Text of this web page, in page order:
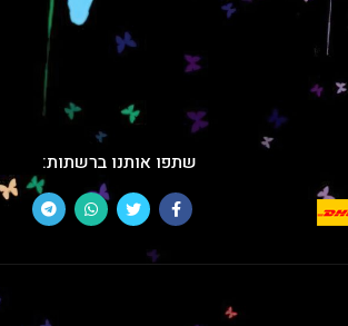
שתפו אותנו ברשתות: